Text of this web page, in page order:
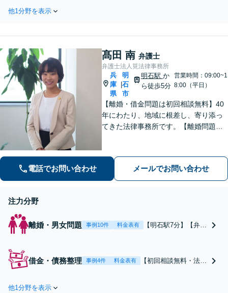
尽力します。
他1分野を表示
髙田 南 弁護士
弁護士法人筧法律事務所
兵
庫
県
明
石
市
明石駅 か
ら徒歩5分
営業時間：09:00~1
8:00（平日）
【離婚・借金問題は初回相談無料】40
年にわたり、地域に根差し、寄り添っ
てきた法律事務所です。【離婚問題】
【借金問題】受任から申し立てまでス
ピーディーに対応いたします【明石駅7
分】
電話でお問い合わせ メールでお問い合わせ
注力分野
離婚・男女問題 事例10件 料金表有
【明石駅7分】【弁護
交流、親権、不貞慰
借金・債務整理 事例4件 料金表有
【初回相談無料・法テ
他1分野を表示